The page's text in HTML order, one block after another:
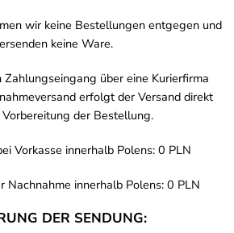
wir keine Bestellungen entgegen und
keine Ware.
über eine Kurierfirma
erfolgt der Versand direkt
Vorbereitung der Bestellung.
Vorkasse innerhalb Polens: 0 PLN
Nachnahme innerhalb Polens: 0 PLN
DER SENDUNG: